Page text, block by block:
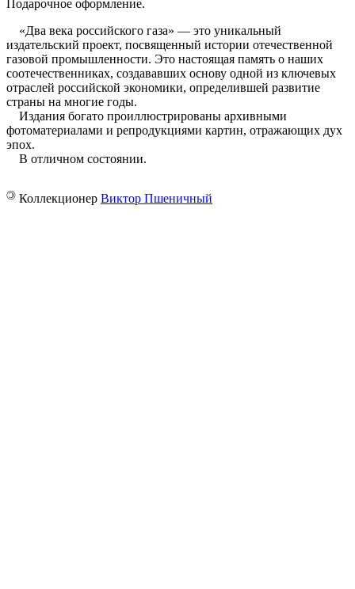
Подарочное оформление.
«Два века российского газа» — это уникальный
издательский проект, посвященный истории отечественной
газовой промышленности. Это настоящая память о наших
соотечественниках, создававших основу одной из ключевых
отраслей российской экономики, определившей развитие
страны на многие годы.
Издания богато проиллюстрированы архивными
фотоматериалами и репродукциями картин, отражающих дух
эпох.
В отличном состоянии.
© Коллекционер Виктор Пшеничный